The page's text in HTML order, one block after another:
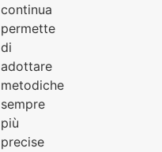
continua
permette
di
adottare
metodiche
sempre
più
precise